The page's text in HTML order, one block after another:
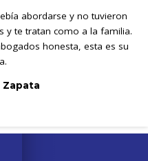
abordarse y no tuvieron
y te tratan como a la familia.
honesta, esta es su